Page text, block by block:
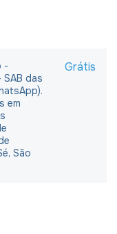
-
SAB das
em
São
Grátis